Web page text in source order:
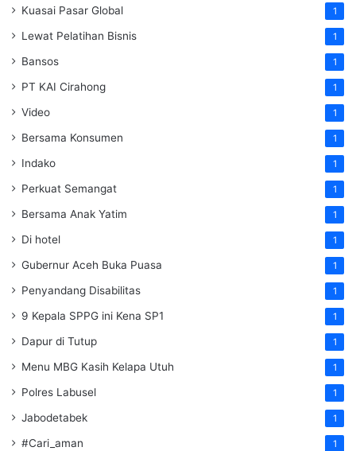
Kuasai Pasar Global 1
Lewat Pelatihan Bisnis 1
Bansos 1
PT KAI Cirahong 1
Video 1
Bersama Konsumen 1
Indako 1
Perkuat Semangat 1
Bersama Anak Yatim 1
Di hotel 1
Gubernur Aceh Buka Puasa 1
Penyandang Disabilitas 1
9 Kepala SPPG ini Kena SP1 1
Dapur di Tutup 1
Menu MBG Kasih Kelapa Utuh 1
Polres Labusel 1
Jabodetabek 1
#Cari_aman 1